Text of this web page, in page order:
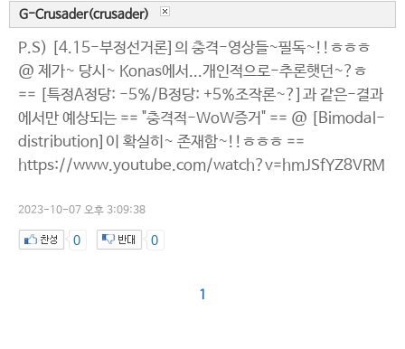
G-Crusader(crusader)
P.S) [4.15-부정선거론]의 충격-영상들~필독~!!ㅎㅎㅎ
@ 제가~ 당시~ Konas에서...개인적으로-추론햇던~?ㅎ
== [특정A정당: -5%/B정당: +5%조작론~?]과 같은-결과
에서만 예상되는 == "충격적-WoW증거" == @ [Bimodal-
distribution]이 확실히~ 존재함~!!ㅎㅎㅎ ==
https://www.youtube.com/watch?v=hmJSfYZ8VRM
2023-10-07 오후 3:09:38
0 0
1